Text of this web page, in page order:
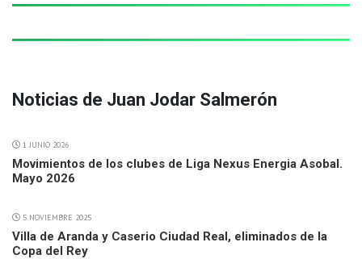
Noticias de Juan Jodar Salmerón
1 JUNIO 2026
Movimientos de los clubes de Liga Nexus Energia Asobal.
Mayo 2026
5 NOVIEMBRE 2025
Villa de Aranda y Caserio Ciudad Real, eliminados de la
Copa del Rey